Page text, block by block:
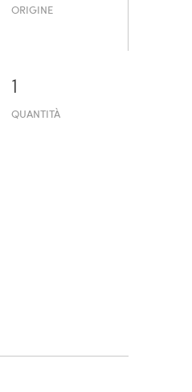
ORIGINE
1
QUANTITÀ